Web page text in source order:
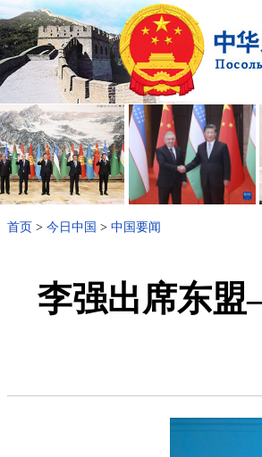
首页 > 今日中国 > 中国要闻
李强出席东